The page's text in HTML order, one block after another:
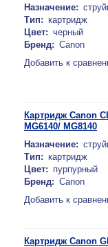
Назначение:
Тип: картридж
Цвет: черный
Бренд: Canon
Добавить к
Картридж Canon
MG6140/ MG8140
Назначение:
Тип: картридж
Цвет: пурпурный
Бренд: Canon
Добавить к
Картридж Canon